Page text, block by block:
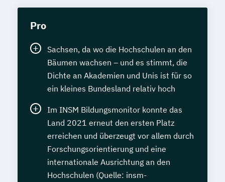
Pro
Sachsen, da wo die Hochschulen an den
Bäumen wachsen – und es stimmt, die
Dichte an Akademien und Unis ist für so
ein kleines Bundesland relativ hoch
Im INSM Bildungsmonitor konnte das
Land 2021 erneut den ersten Platz
erreichen und überzeugt vor allem durch
Forschungsorientierung und eine
internationale Ausrichtung an den
Hochschulen (Quelle: insm-